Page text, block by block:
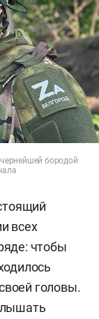
бородой
всех
чтобы
головы.